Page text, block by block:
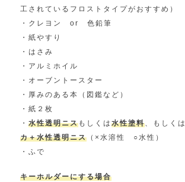
工されているフロストタイプがおすすめ）
・クレヨン or 色鉛筆
・紙やすり
・はさみ
・アルミホイル
・オーブントースター
・厚みのある本（図鑑など）
・紙２枚
・ 水性透明ニスもしくは 水性塗料、もしくは
カ＋水性透明ニス（×水溶性 ○水性）
・ふで
キーホルダーにする場合